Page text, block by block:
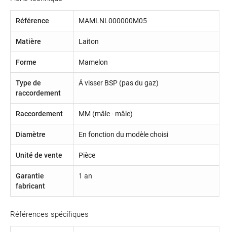
Référence MAMLNL000000M05
Matière Laiton
Forme Mamelon
Type de
raccordement
Á visser BSP (pas du gaz)
Raccordement MM (mâle - mâle)
Diamètre En fonction du modèle choisi
Unité de vente Pièce
Garantie
fabricant
1 an
Références spécifiques